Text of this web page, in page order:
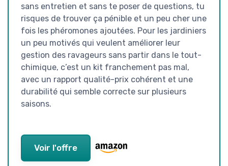
sans entretien et sans te poser de questions, tu
risques de trouver ça pénible et un peu cher une
fois les phéromones ajoutées. Pour les jardiniers
un peu motivés qui veulent améliorer leur
gestion des ravageurs sans partir dans le tout-
chimique, c’est un kit franchement pas mal,
avec un rapport qualité-prix cohérent et une
durabilité qui semble correcte sur plusieurs
saisons.
Voir l'offre